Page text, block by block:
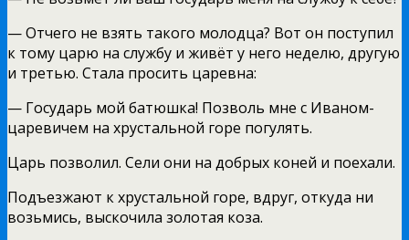
— Отчего не взять такого молодца? Вот он поступил
к тому царю на службу и живёт у него неделю, другую
и третью. Стала просить царевна:
— Государь мой батюшка! Позволь мне с Иваном-
царевичем на хрустальной горе погулять.
Царь позволил. Сели они на добрых коней и поехали.
Подъезжают к хрустальной горе, вдруг, откуда ни
возьмись, выскочила золотая коза.